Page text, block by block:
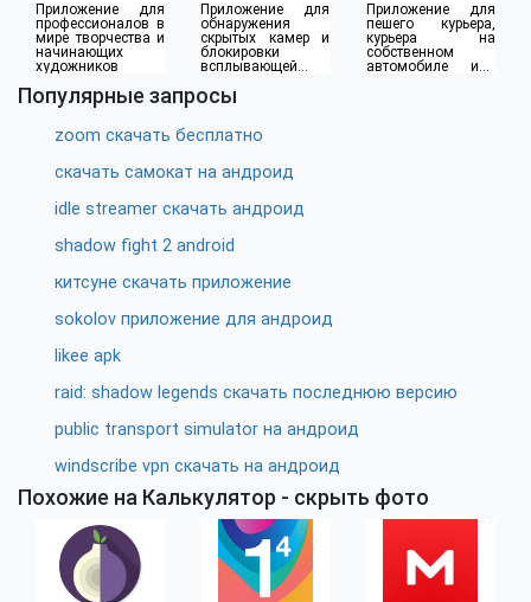
Приложение для
профессионалов в
мире творчества и
начинающих
художников
Приложение для
обнаружения
скрытых камер и
блокировки
всплывающей
Приложение для
пешего курьера,
курьера на
собственном
автомобиле или
Популярные запросы
zoom скачать бесплатно
скачать самокат на андроид
idle streamer скачать андроид
shadow fight 2 android
китсуне скачать приложение
sokolov приложение для андроид
likee apk
raid: shadow legends скачать последнюю версию
public transport simulator на андроид
windscribe vpn скачать на андроид
Похожие на Калькулятор - скрыть фото